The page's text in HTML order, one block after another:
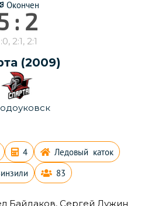
4 Ледовый каток
83
Байдаков, Сергей Лужин
Окончен
: 2
2:1, 2:1
(2009)